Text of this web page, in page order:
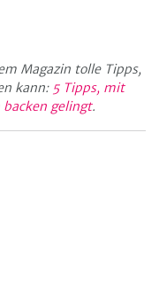
Magazin tolle Tipps,
kann: 5 Tipps, mit
backen gelingt.